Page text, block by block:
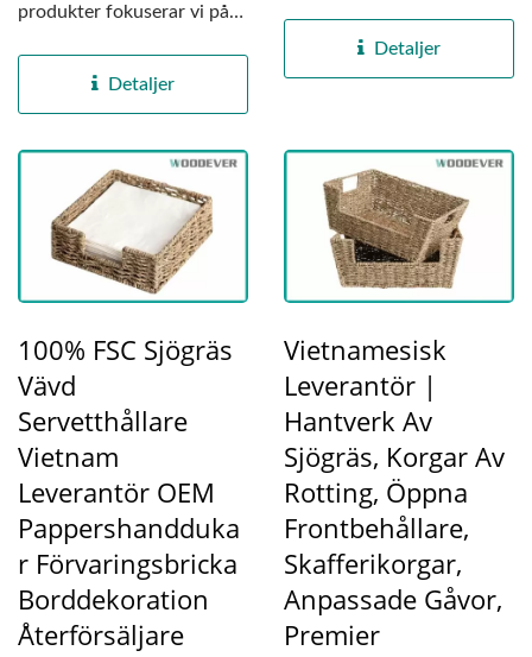
produkter fokuserar vi på
funktionella...Detaljer
använder...
Detaljer
100% FSC Sjögräs
Vävd
Servetthållare
Vietnam
Leverantör OEM
Pappershandduka
R Förvaringsbricka
Borddekoration
Återförsäljare
Vietnamesisk
Leverantör |
Hantverk Av
Sjögräs, Korgar Av
Rotting, Öppna
Frontbehållare,
Skafferikorgar,
Anpassade Gåvor,
Premier